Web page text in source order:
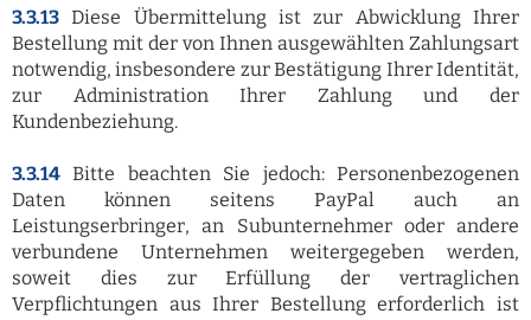
3.3.13 Diese Übermittelung ist zur Abwicklung Ihrer
Bestellung mit der von Ihnen ausgewählten Zahlungsart
notwendig, insbesondere zur Bestätigung Ihrer Identität,
zur Administration Ihrer Zahlung und der
Kundenbeziehung.
3.3.14 Bitte beachten Sie jedoch: Personenbezogenen
Daten können seitens PayPal auch an
Leistungserbringer, an Subunternehmer oder andere
verbundene Unternehmen weitergegeben werden,
soweit dies zur Erfüllung der vertraglichen
Verpflichtungen aus Ihrer Bestellung erforderlich ist